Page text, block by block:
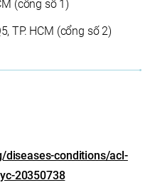
(cổng số 1)
TP. HCM (cổng số 2)
diseases-conditions/acl-
20350738